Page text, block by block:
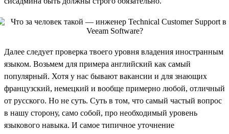
Далее следует проверка твоего уровня владения иностранным
языком. Возьмем для примера английский как самый
популярный. Хотя у нас бывают вакансии и для знающих
французский, немецкий и вообще примерно любой, отличный
от русского. Но не суть. Суть в том, что самый частый вопрос
в нашу сторону, само собой, про необходимый уровень
языкового навыка. И самое типичное уточнение